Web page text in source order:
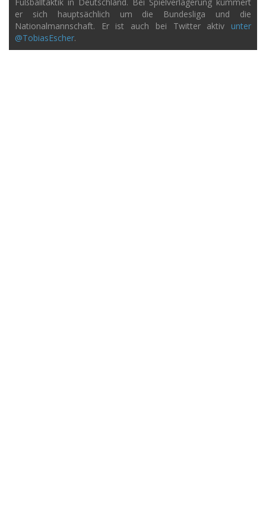
er sich hauptsächlich um die Bundesliga und die
Nationalmannschaft. Er ist auch bei Twitter aktiv unter
@TobiasEscher.